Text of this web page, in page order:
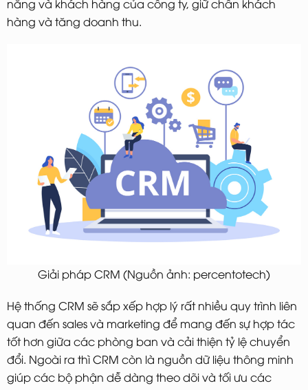
năng và khách hàng của công ty, giữ chân khách
hàng và tăng doanh thu.
Giải pháp CRM (Nguồn ảnh: percentotech)
Hệ thống CRM sẽ sắp xếp hợp lý rất nhiều quy trình liên
quan đến sales và marketing để mang đến sự hợp tác
tốt hơn giữa các phòng ban và cải thiện tỷ lệ chuyển
đổi. Ngoài ra thì CRM còn là nguồn dữ liệu thông minh
giúp các bộ phận dễ dàng theo dõi và tối ưu các